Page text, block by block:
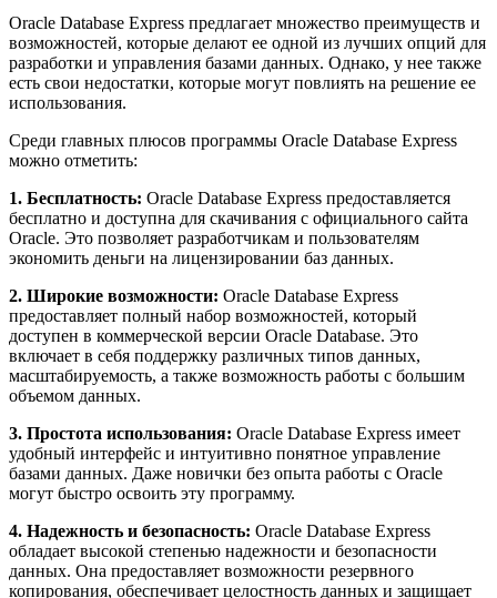
Oracle Database Express предлагает множество преимуществ и
возможностей, которые делают ее одной из лучших опций для
разработки и управления базами данных. Однако, у нее также
есть свои недостатки, которые могут повлиять на решение ее
использования.
Среди главных плюсов программы Oracle Database Express
можно отметить:
1. Бесплатность: Oracle Database Express предоставляется
бесплатно и доступна для скачивания с официального сайта
Oracle. Это позволяет разработчикам и пользователям
экономить деньги на лицензировании баз данных.
2. Широкие возможности: Oracle Database Express
предоставляет полный набор возможностей, который
доступен в коммерческой версии Oracle Database. Это
включает в себя поддержку различных типов данных,
масштабируемость, а также возможность работы с большим
объемом данных.
3. Простота использования: Oracle Database Express имеет
удобный интерфейс и интуитивно понятное управление
базами данных. Даже новички без опыта работы с Oracle
могут быстро освоить эту программу.
4. Надежность и безопасность: Oracle Database Express
обладает высокой степенью надежности и безопасности
данных. Она предоставляет возможности резервного
копирования, обеспечивает целостность данных и защищает